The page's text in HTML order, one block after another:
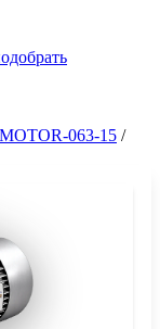
063-15 /